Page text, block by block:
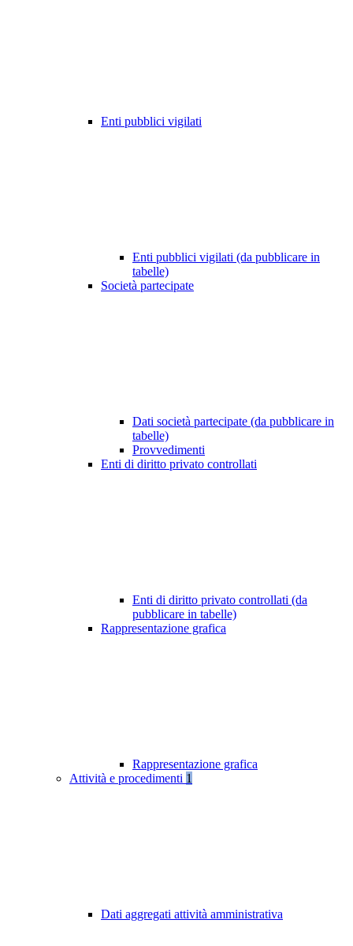
Enti pubblici vigilati
Enti pubblici vigilati (da pubblicare in
tabelle)
Società partecipate
Dati società partecipate (da pubblicare in
tabelle)
Provvedimenti
Enti di diritto privato controllati
Enti di diritto privato controllati (da
pubblicare in tabelle)
Rappresentazione grafica
Rappresentazione grafica
Attività e procedimenti 1
Dati aggregati attività amministrativa